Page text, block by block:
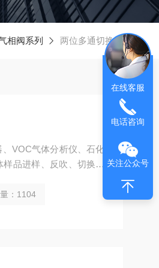
相阀系列 两位多通切换阀
VOC气体分析仪、石化
品进样、反吹、切换等
：1104
在线客服
电话咨询
关注公众号